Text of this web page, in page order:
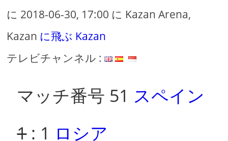
に 2018-06-30, 17:00 に Kazan Arena,
Kazan に飛ぶ Kazan
テレビチャンネル :
マッチ番号 51 スペイン
1: 1 ロシア